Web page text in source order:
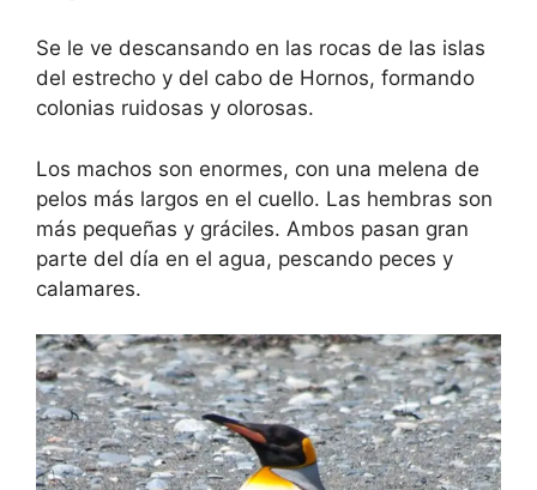
Se le ve descansando en las rocas de las islas
del estrecho y del cabo de Hornos, formando
colonias ruidosas y olorosas.
Los machos son enormes, con una melena de
pelos más largos en el cuello. Las hembras son
más pequeñas y gráciles. Ambos pasan gran
parte del día en el agua, pescando peces y
calamares.